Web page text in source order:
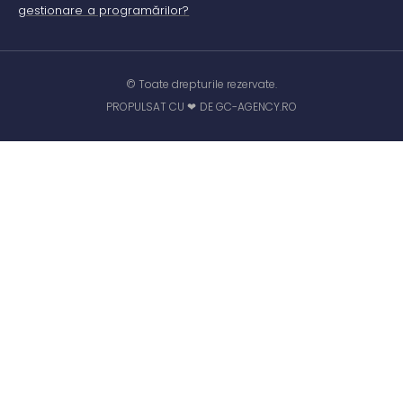
gestionare a programărilor?
© Toate drepturile rezervate.
PROPULSAT CU ❤ DE GC-AGENCY.RO